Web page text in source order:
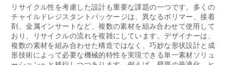
リサイクル性を考慮した設計も重要な課題の一つです。多くの
チャイルドレジスタントパッケージは、異なるポリマー、接着
剤、金属インサートなど、複数の素材を組み合わせて使用​​して
おり、リサイクルの流れを複雑にしています。デザイナーは、
複数の素材を組み合わせた構造ではなく、巧妙な形状設計と成
形技術によって必要な機械的特性を実現できる単一素材ソリュ